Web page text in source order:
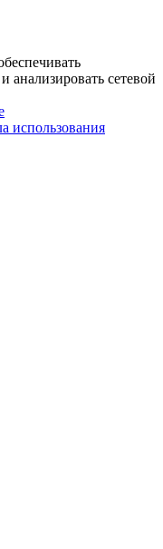
анализировать сетевой
использования